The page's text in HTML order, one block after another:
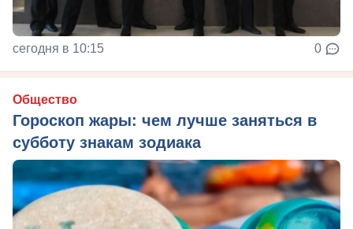
сегодня в 10:15 0
Общество
Гороскоп жары: чем лучше заняться в
субботу знакам зодиака